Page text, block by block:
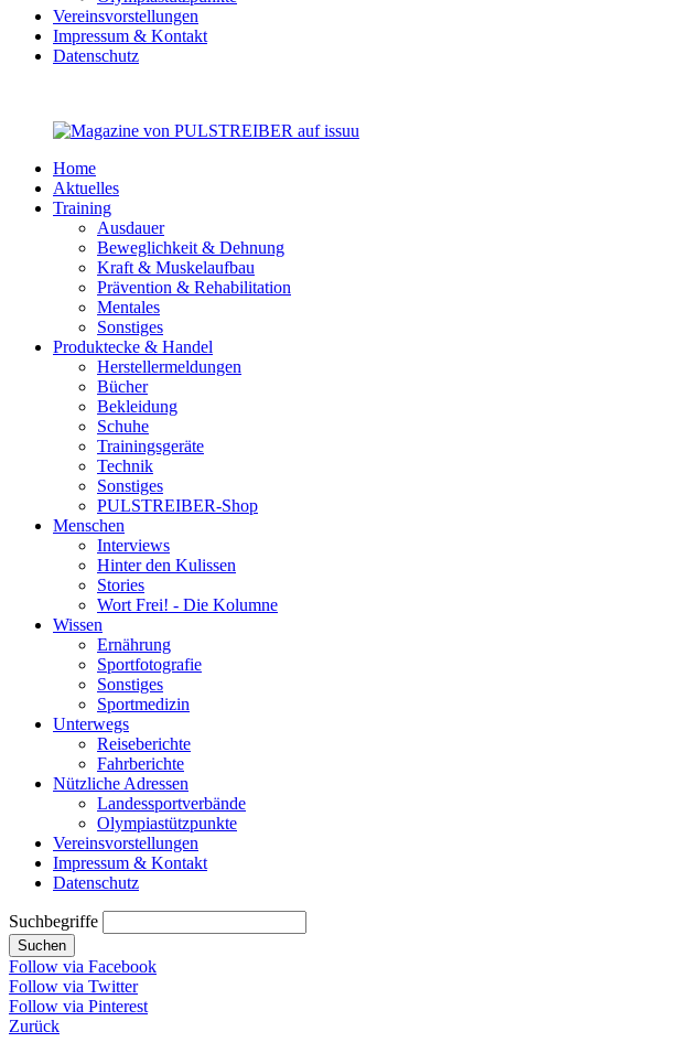
Vereinsvorstellungen
Impressum & Kontakt
Datenschutz
Home
Aktuelles
Training
Ausdauer
Beweglichkeit & Dehnung
Kraft & Muskelaufbau
Prävention & Rehabilitation
Mentales
Sonstiges
Produktecke & Handel
Herstellermeldungen
Bücher
Bekleidung
Schuhe
Trainingsgeräte
Technik
Sonstiges
PULSTREIBER-Shop
Menschen
Interviews
Hinter den Kulissen
Stories
Wort Frei! - Die Kolumne
Wissen
Ernährung
Sportfotografie
Sonstiges
Sportmedizin
Unterwegs
Reiseberichte
Fahrberichte
Nützliche Adressen
Landessportverbände
Olympiastützpunkte
Vereinsvorstellungen
Impressum & Kontakt
Datenschutz
Suchbegriffe
Suchen
Follow via Facebook
Follow via Twitter
Follow via Pinterest
Zurück